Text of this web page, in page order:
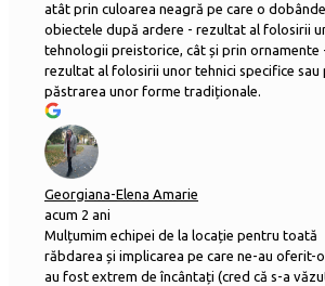
atât prin culoarea neagră pe care o
obiectele după ardere - rezultat al folosirii
tehnologii preistorice, cât și prin ornamente
rezultat al folosirii unor tehnici specifice sau
păstrarea unor forme tradiționale.
Georgiana-Elena Amarie
acum 2 ani
Mulțumim echipei de la locație pentru toată
răbdarea și implicarea pe care ne-au oferit-
au fost extrem de încântați (cred că s-a